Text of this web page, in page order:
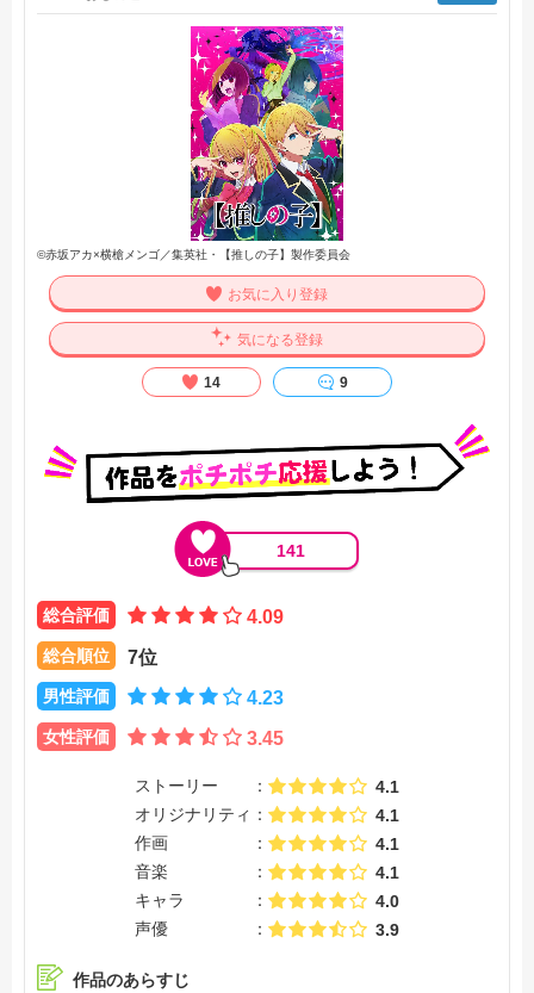
©赤坂アカ×横槍メンゴ／集英社・【推しの子】製作委員会
お気に入り登録
気になる登録
14 9
141
総合評価 4.09
総合順位 7位
男性評価 4.23
女性評価 3.45
ストーリー
4.1
オリジナリティ
4.1
作画
4.1
音楽
4.1
キャラ
4.0
声優
3.9
作品のあらすじ